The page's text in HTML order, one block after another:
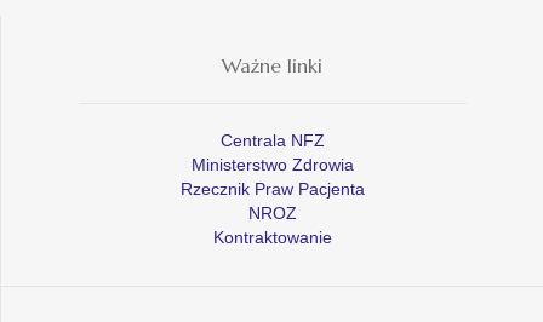
Ważne linki
Centrala NFZ
Ministerstwo Zdrowia
Rzecznik Praw Pacjenta
NROZ
Kontraktowanie